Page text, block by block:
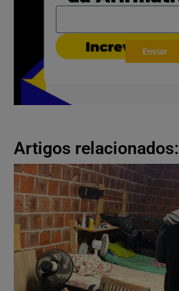
Enviar
Artigos relacionados: